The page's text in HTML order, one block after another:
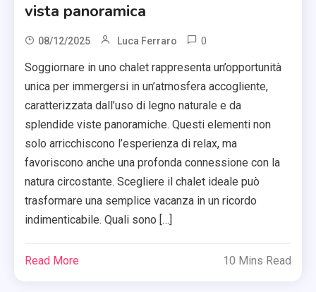
vista panoramica
08/12/2025 Luca Ferraro 0
Soggiornare in uno chalet rappresenta un’opportunità
unica per immergersi in un’atmosfera accogliente,
caratterizzata dall’uso di legno naturale e da
splendide viste panoramiche. Questi elementi non
solo arricchiscono l’esperienza di relax, ma
favoriscono anche una profonda connessione con la
natura circostante. Scegliere il chalet ideale può
trasformare una semplice vacanza in un ricordo
indimenticabile. Quali sono […]
Read More 10 Mins Read